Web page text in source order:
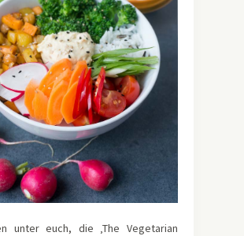
unter euch, die ‚The Vegetarian